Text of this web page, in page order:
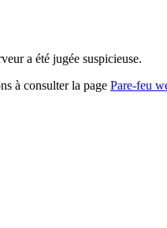
a été jugée suspicieuse.
à consulter la page Pare-feu